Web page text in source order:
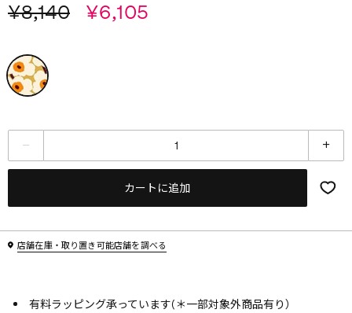
¥8,140 ¥6,105
カートに追加
店舗在庫・取り置き可能店舗を調べる
有料ラッピング承っています(＊一部対象外商品有り）